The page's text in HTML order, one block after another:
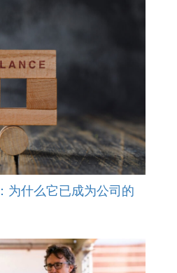
为什么它已成为公司的